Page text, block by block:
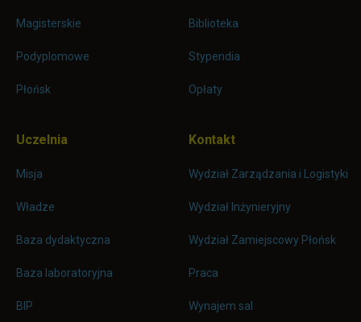
Magisterskie
Podyplomowe
Płońsk
Biblioteka
Stypendia
Opłaty
Uczelnia
Misja
Władze
Baza dydaktyczna
Baza laboratoryjna
BIP
Kontakt
Wydział Zarządzania i Logistyki
Wydział Inżynieryjny
Wydział Zamiejscowy Płońsk
Praca
Wynajem sal